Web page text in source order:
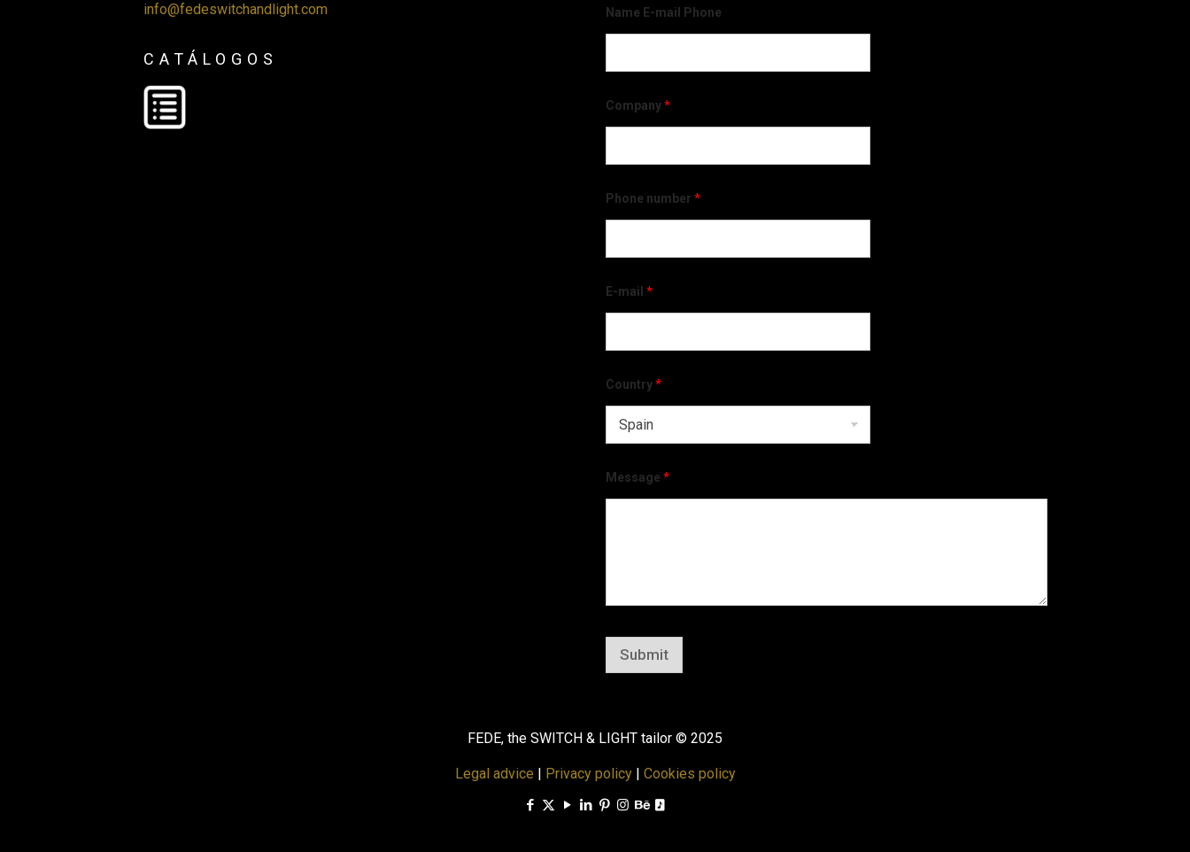
info@fedeswitchandlight.com
CATÁLOGOS
Name E-mail Phone
Company*
Phone number *
E-mail *
Country*
Message *
Submit
FEDE, the SWITCH & LIGHT tailor © 2025
Legal advice | Privacy policy| Cookies policy